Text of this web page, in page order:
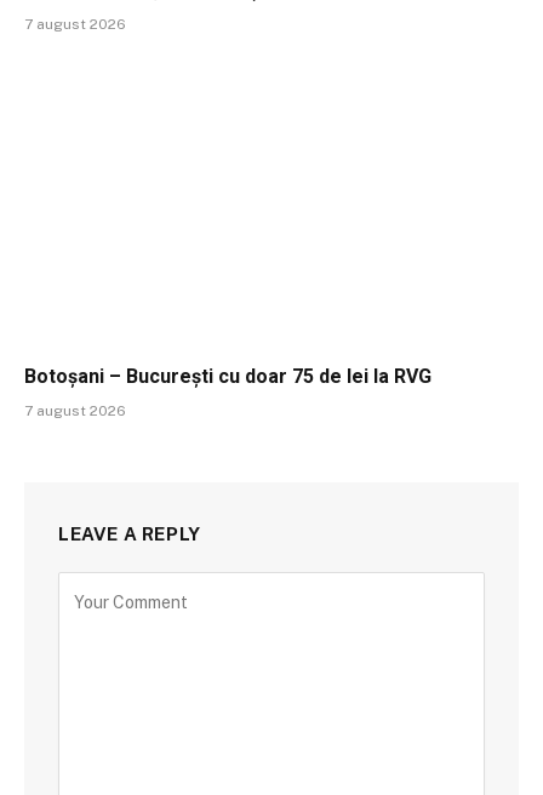
7 august 2026
Botoșani – București cu doar 75 de lei la RVG
7 august 2026
LEAVE A REPLY